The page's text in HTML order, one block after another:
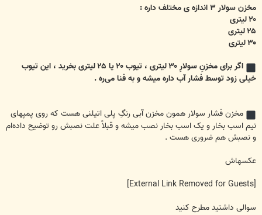
مخزن سولار ۳ اندازه ی مختلف داره :
۲۰ لیتری
۲۵ لیتری
۳۰ لیتری
اگر برای مخزنِ سولارِ ۳۰ لیتری ، تیوب ۲۰ یا ۲۵ لیتری بخرید ، این تیوب
خیلی زود توسط فشار آب داره میشه و به فنا می‌ره .
مخزن فشار سولار همون مخزن آبی رنگِ پلی اتیلنی هست که روی پمپهای
نیم اسب بخار و یک اسب بخار نصب میشه و قبلاً علت نصبش رو توضیح داده‌ام
و نصبش هم ضروری هست .
عکسهاش
سوالی داشتید مطرح کنید